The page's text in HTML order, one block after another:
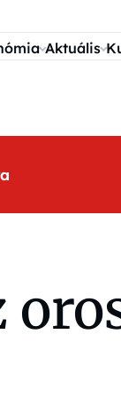
Aktuális